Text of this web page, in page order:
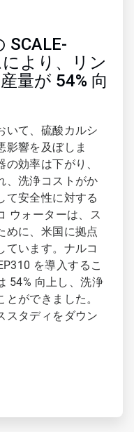
SCALE-
より、リン
量が 54% 向
いて、硫酸カルシ
影響を及ぼしま
効率は下がり、
、洗浄コストがか
て安全性に対する
ウォーターは、ス
めに、米国に拠点
ています。ナルコ
を導入するこ
54% 向上し、洗浄
ができました。
スタディをダウン